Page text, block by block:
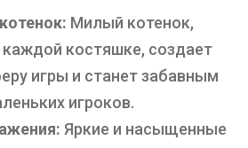
Милый котенок,
костяшке, создает
игры и станет забавным
игроков.
Яркие и насыщенные